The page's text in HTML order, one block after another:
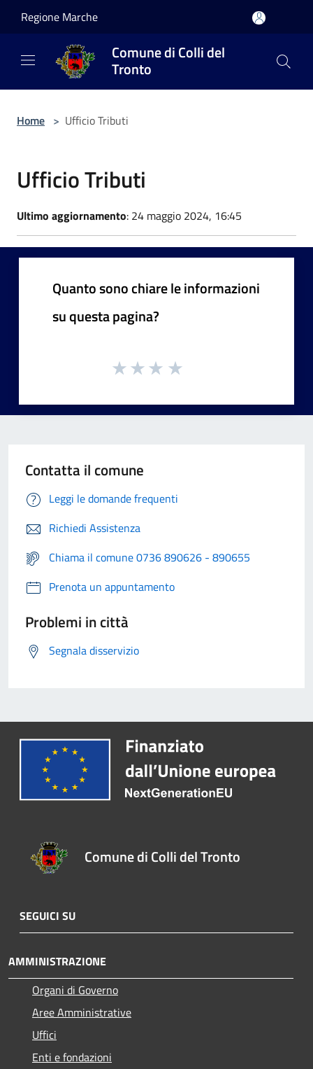
Regione Marche
Comune di Colli del
Tronto
Home > Ufficio Tributi
Ufficio Tributi
Ultimo aggiornamento: 24 maggio 2024, 16:45
Quanto sono chiare le informazioni
su questa pagina?
Contatta il comune
Leggi le domande frequenti
Richiedi Assistenza
Chiama il comune 0736 890626 - 890655
Prenota un appuntamento
Problemi in città
Segnala disservizio
Comune di Colli del Tronto
SEGUICI SU
AMMINISTRAZIONE
Organi di Governo
Aree Amministrative
Uffici
Enti e fondazioni